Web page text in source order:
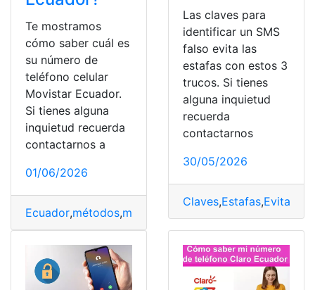
Te mostramos
cómo saber cuál es
su número de
teléfono celular
Movistar Ecuador.
Si tienes alguna
inquietud recuerda
contactarnos a
01/06/2026
Ecuador,métodos,mi número Movistar Pasos a seguir
Las claves para
identificar un SMS
falso evita las
estafas con estos 3
trucos. Si tienes
alguna inquietud
recuerda
contactarnos
30/05/2026
Claves,Estafas,Evita